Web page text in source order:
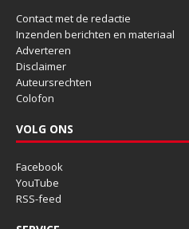
Contact met de redactie
Inzenden berichten en materiaal
Adverteren
Disclaimer
Auteursrechten
Colofon
VOLG ONS
Facebook
YouTube
RSS-feed